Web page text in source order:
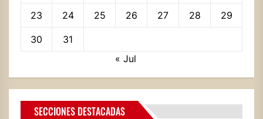
23 24 25 26 27 28 29
30
31
« Jul
SECCIONES DESTACADAS